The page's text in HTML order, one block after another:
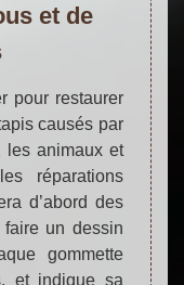
et de
pour restaurer
causés par
les animaux et
réparations
d’abord des
un dessin
gommette
et indique sa